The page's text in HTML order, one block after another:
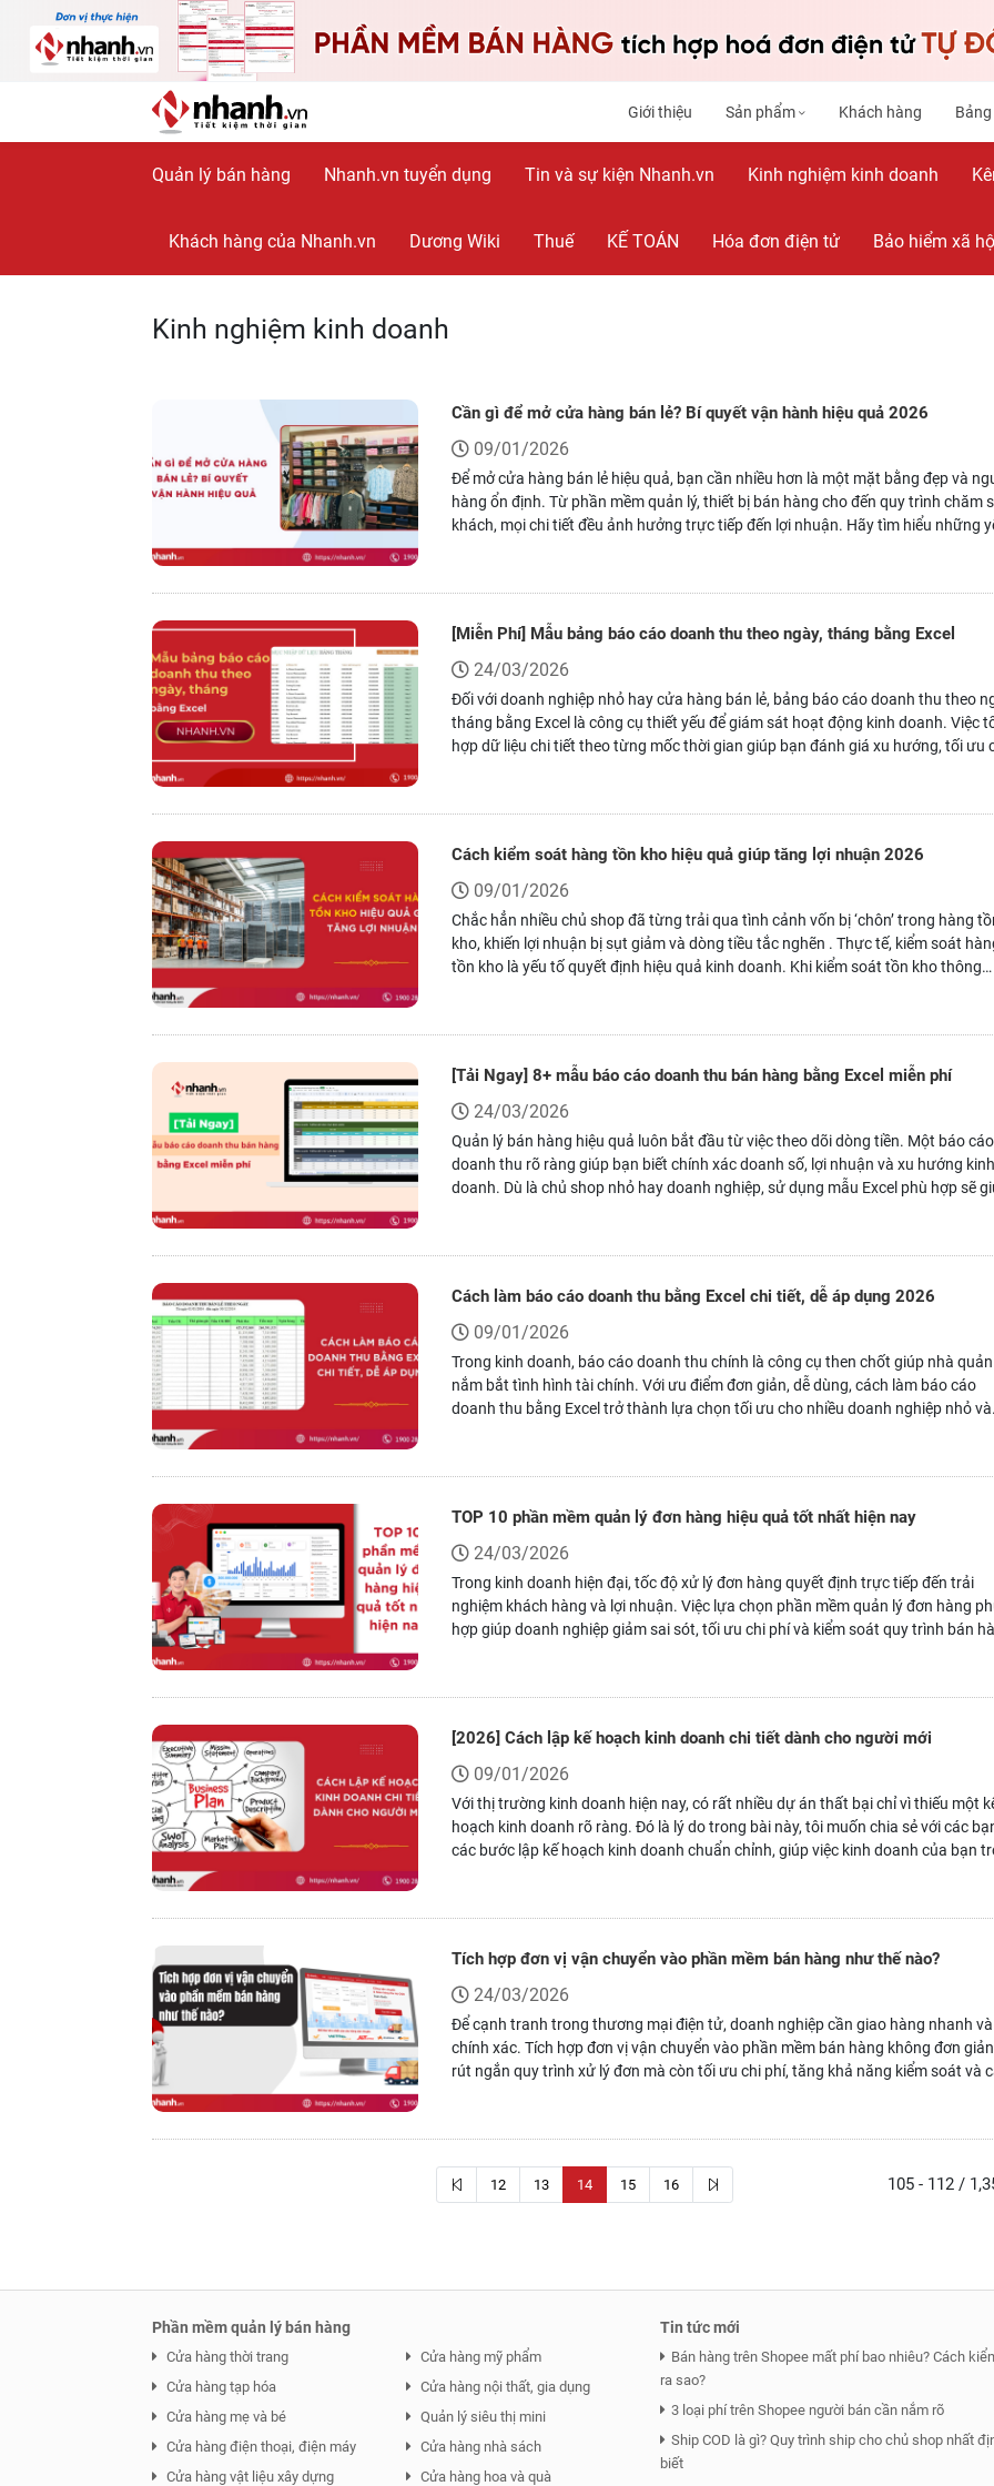
Giới thiệu Sản phẩm Khách hàng
Quản lý bán hàng Nhanh.vn tuyển dụng Tin và sự kiện Nhanh.vn Kinh nghiệm kinh doanh
Khách hàng của Nhanh.vn Dương Wiki Thuế KẾ TOÁN Hóa đơn điện tử Bảo hiểm xã
Kinh nghiệm kinh doanh
Cần gì để mở cửa hàng bán lẻ? Bí quyết vận hành hiệu quả 2026
09/01/2026
Để mở cửa hàng bán lẻ hiệu quả, bạn cần nhiều hơn là một mặt bằng đẹp và
hàng ổn định. Từ phần mềm quản lý, thiết bị bán hàng cho đến quy trình chăm
khách, mọi chi tiết đều ảnh hưởng trực tiếp đến lợi nhuận. Hãy tìm hiểu những
[Miễn Phí] Mẫu bảng báo cáo doanh thu theo ngày, tháng bằng Excel
24/03/2026
Đối với doanh nghiệp nhỏ hay cửa hàng bán lẻ, bảng báo cáo doanh thu theo
tháng bằng Excel là công cụ thiết yếu để giám sát hoạt động kinh doanh. Việc
hợp dữ liệu chi tiết theo từng mốc thời gian giúp bạn đánh giá xu hướng, tối ưu
Cách kiểm soát hàng tồn kho hiệu quả giúp tăng lợi nhuận 2026
09/01/2026
Chắc hẳn nhiều chủ shop đã từng trải qua tình cảnh vốn bị ‘chôn’ trong hàng
kho, khiến lợi nhuận bị sụt giảm và dòng tiều tắc nghẽn . Thực tế, kiểm soát
tồn kho là yếu tố quyết định hiệu quả kinh doanh. Khi kiểm soát tồn kho thông
[Tải Ngay] 8+ mẫu báo cáo doanh thu bán hàng bằng Excel miễn phí
24/03/2026
Quản lý bán hàng hiệu quả luôn bắt đầu từ việc theo dõi dòng tiền. Một báo cáo
doanh thu rõ ràng giúp bạn biết chính xác doanh số, lợi nhuận và xu hướng kinh
doanh. Dù là chủ shop nhỏ hay doanh nghiệp, sử dụng mẫu Excel phù hợp sẽ
Cách làm báo cáo doanh thu bằng Excel chi tiết, dễ áp dụng 2026
09/01/2026
Trong kinh doanh, báo cáo doanh thu chính là công cụ then chốt giúp nhà
nắm bắt tình hình tài chính. Với ưu điểm đơn giản, dễ dùng, cách làm báo cáo
doanh thu bằng Excel trở thành lựa chọn tối ưu cho nhiều doanh nghiệp nhỏ và
TOP 10 phần mềm quản lý đơn hàng hiệu quả tốt nhất hiện nay
24/03/2026
Trong kinh doanh hiện đại, tốc độ xử lý đơn hàng quyết định trực tiếp đến trải
nghiệm khách hàng và lợi nhuận. Việc lựa chọn phần mềm quản lý đơn hàng
hợp giúp doanh nghiệp giảm sai sót, tối ưu chi phí và kiểm soát quy trình bán
[2026] Cách lập kế hoạch kinh doanh chi tiết dành cho người mới
09/01/2026
Với thị trường kinh doanh hiện nay, có rất nhiều dự án thất bại chỉ vì thiếu một
hoạch kinh doanh rõ ràng. Đó là lý do trong bài này, tôi muốn chia sẻ với các
các bước lập kế hoạch kinh doanh chuẩn chỉnh, giúp việc kinh doanh của bạn
Tích hợp đơn vị vận chuyển vào phần mềm bán hàng như thế nào?
24/03/2026
Để cạnh tranh trong thương mại điện tử, doanh nghiệp cần giao hàng nhanh và
chính xác. Tích hợp đơn vị vận chuyển vào phần mềm bán hàng không đơn
rút ngắn quy trình xử lý đơn mà còn tối ưu chi phí, tăng khả năng kiểm soát và
105 - 112 /
12 13 14 15 16
Phần mềm quản lý bán hàng
Cửa hàng thời trang
Cửa hàng tạp hóa
Cửa hàng mẹ và bé
Cửa hàng điện thoại, điện máy
Cửa hàng vật liệu xây dựng
Cửa hàng mỹ phẩm
Cửa hàng nội thất, gia dụng
Quản lý siêu thị mini
Cửa hàng nhà sách
Cửa hàng hoa và quà
Tin tức mới
Bán hàng trên Shopee mất phí bao nhiêu? Cách
ra sao?
3 loại phí trên Shopee người bán cần nắm rõ
Ship COD là gì? Quy trình ship cho chủ shop nhất
biết